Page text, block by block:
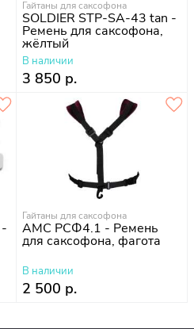
Гайтаны для саксофона
SOLDIER STP-SA-43 tan -
Ремень для саксофона,
жёлтый
В наличии
3 850 р.
Гайтаны для саксофона
АМС РСФ4.1 - Ремень
для саксофона, фагота
В наличии
2 500 р.